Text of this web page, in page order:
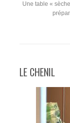
Une table «
LE CHENIL